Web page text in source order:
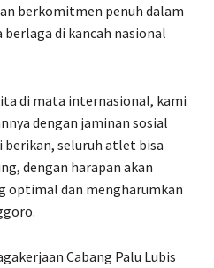
berkomitmen penuh dalam
di kancah nasional
di mata internasional, kami
dengan jaminan sosial
berikan, seluruh atlet bisa
dengan harapan akan
optimal dan mengharumkan
Cabang Palu Lubis